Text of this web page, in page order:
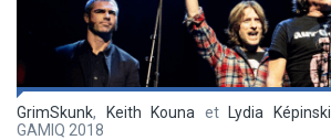
GrimSkunk, Keith Kouna et Lydia Képinski
GAMIQ 2018